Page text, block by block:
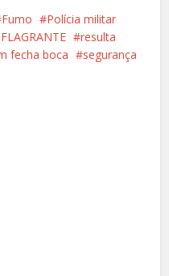
Fumo
Polícia militar
resulta
fecha boca
segurança